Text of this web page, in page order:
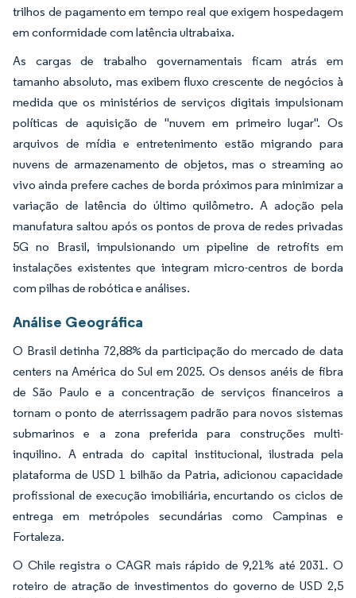
trilhos de pagamento em tempo real que exigem hospedagem
em conformidade com latência ultrabaixa.
As cargas de trabalho governamentais ficam atrás em
tamanho absoluto, mas exibem fluxo crescente de negócios à
medida que os ministérios de serviços digitais impulsionam
políticas de aquisição de "nuvem em primeiro lugar". Os
arquivos de mídia e entretenimento estão migrando para
nuvens de armazenamento de objetos, mas o streaming ao
vivo ainda prefere caches de borda próximos para minimizar a
variação de latência do último quilômetro. A adoção pela
manufatura saltou após os pontos de prova de redes privadas
5G no Brasil, impulsionando um pipeline de retrofits em
instalações existentes que integram micro-centros de borda
com pilhas de robótica e análises.
Análise Geográfica
O Brasil detinha 72,88% da participação do mercado de data
centers na América do Sul em 2025. Os densos anéis de fibra
de São Paulo e a concentração de serviços financeiros a
tornam o ponto de aterrissagem padrão para novos sistemas
submarinos e a zona preferida para construções multi-
inquilino. A entrada do capital institucional, ilustrada pela
plataforma de USD 1 bilhão da Patria, adicionou capacidade
profissional de execução imobiliária, encurtando os ciclos de
entrega em metrópoles secundárias como Campinas e
Fortaleza.
O Chile registra o CAGR mais rápido de 9,21% até 2031. O
roteiro de atração de investimentos do governo de USD 2,5